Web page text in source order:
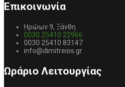
Επικοινωνία
Ηρώων 9, Ξάνθη
0030 25410 22966
0030 25410 83147
info@dimitreios.gr
Ωράριο Λειτουργίας